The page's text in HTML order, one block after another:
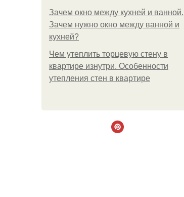
Зачем окно между кухней и ванной.
Зачем нужно окно между ванной и
кухней?
Чем утеплить торцевую стену в
квартире изнутри. Особенности
утепления стен в квартире